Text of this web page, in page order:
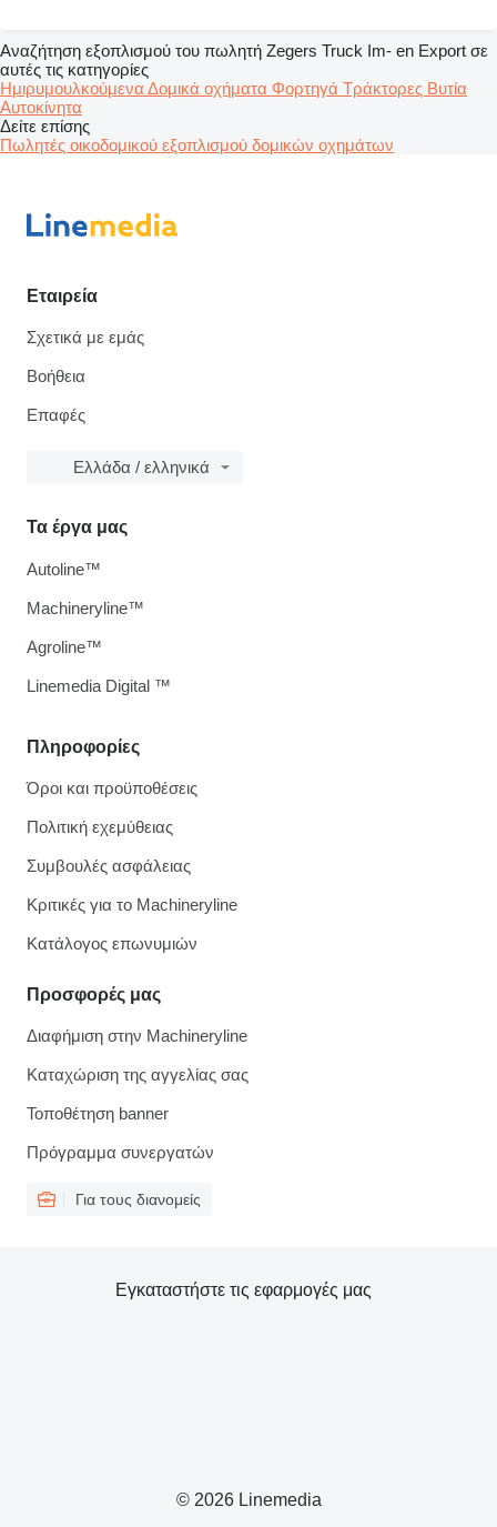
Αναζήτηση εξοπλισμού του πωλητή Zegers Truck Im- en Export σε
αυτές τις κατηγορίες
Ημιρυμουλκούμενα Δομικά οχήματα Φορτηγά Τράκτορες Βυτία
Αυτοκίνητα
Δείτε επίσης
Πωλητές οικοδομικού εξοπλισμού δομικών οχημάτων
Εταιρεία
Σχετικά με εμάς
Βοήθεια
Επαφές
Ελλάδα / ελληνικά
Πληροφορίες
Όροι και προϋποθέσεις
Πολιτική εχεμύθειας
Συμβουλές ασφάλειας
Κριτικές για το Machineryline
Κατάλογος επωνυμιών
Προσφορές μας
Διαφήμιση στην Machineryline
Καταχώριση της αγγελίας σας
Τοποθέτηση banner
Πρόγραμμα συνεργατών
Για τους διανομείς
Τα έργα μας
Autoline™
Machineryline™
Agroline™
Linemedia Digital ™
© 2026 Linemedia
Εγκαταστήστε τις εφαρμογές μας